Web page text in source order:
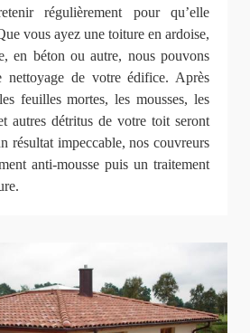
régulièrement pour qu’elle
vous ayez une toiture en ardoise,
en béton ou autre, nous pouvons
nettoyage de votre édifice. Après
feuilles mortes, les mousses, les
autres détritus de votre toit seront
résultat impeccable, nos couvreurs
anti-mousse puis un traitement